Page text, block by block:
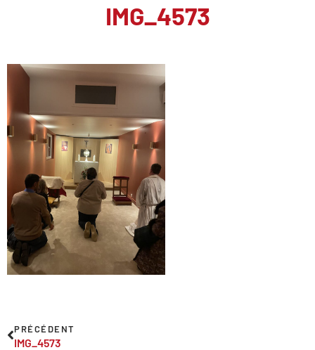
IMG_4573
PRÉCÉDENT
IMG_4573